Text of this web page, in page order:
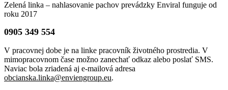
Zelená linka – nahlasovanie pachov prevádzky Enviral funguje od
roku 2017
0905 349 554
V pracovnej dobe je na linke pracovník životného prostredia. V
mimopracovnom čase možno zanechať odkaz alebo poslať SMS.
Naviac bola zriadená aj e-mailová adresa
obcianska.linka@enviengroup.eu.